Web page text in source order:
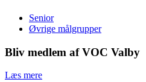
Senior
Øvrige målgrupper
Bliv medlem af VOC Valby
Læs mere